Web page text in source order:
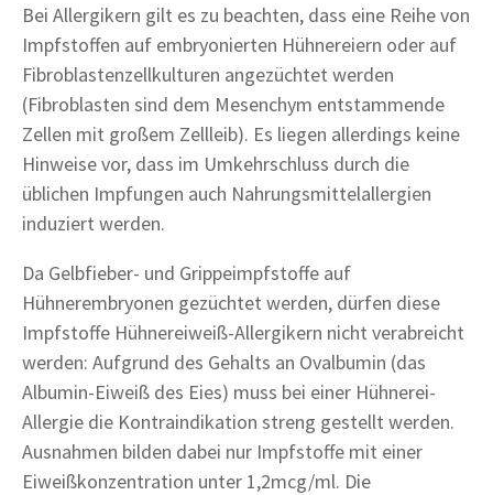
Bei Allergikern gilt es zu beachten, dass eine Reihe von
Impfstoffen auf embryonierten Hühnereiern oder auf
Fibroblastenzellkulturen angezüchtet werden
(Fibroblasten sind dem Mesenchym entstammende
Zellen mit großem Zellleib). Es liegen allerdings keine
Hinweise vor, dass im Umkehrschluss durch die
üblichen Impfungen auch Nahrungsmittelallergien
induziert werden.
Da Gelbfieber- und Grippeimpfstoffe auf
Hühnerembryonen gezüchtet werden, dürfen diese
Impfstoffe Hühnereiweiß-Allergikern nicht verabreicht
werden: Aufgrund des Gehalts an Ovalbumin (das
Albumin-Eiweiß des Eies) muss bei einer Hühnerei-
Allergie die Kontraindikation streng gestellt werden.
Ausnahmen bilden dabei nur Impfstoffe mit einer
Eiweißkonzentration unter 1,2mcg/ml. Die